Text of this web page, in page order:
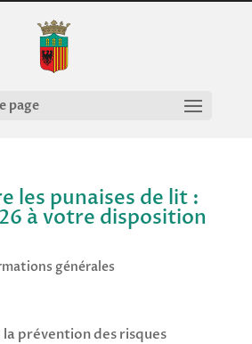
page
les punaises de lit :
à votre disposition
générales
la prévention des risques